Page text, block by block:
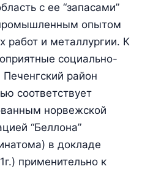
с ее “запасами”
опытом
работ и металлургии. К
социально-
район
соответствует
норвежской
“Беллона”
в докладе
применительно к